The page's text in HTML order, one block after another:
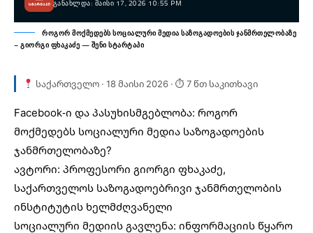
ᲒᲐᲜᲐᲮᲚᲓᲐ: ᲛᲐᲘᲡᲘ 17, 2026 10:55 PM
როგორ მოქმედებს სოციალური მედია საზოგადოების ჯანმრთელობაზე
– გიორგი ფხაკაძე — შენი სტარტაპი
საქართველო · 18 მაისი 2026 · ⏱ 7 წთ საკითხავი
Facebook-ი და პასუხისმგებლობა: როგორ
მოქმედებს სოციალური მედია საზოგადოების
ჯანმრთელობაზე?
ავტორი: პროფესორი გიორგი ფხაკაძე,
საქართველოს საზოგადოებრივი ჯანმრთელობის
ინსტიტუტის ხელმძღვანელი
სოციალური მედიის გავლენა: ინფორმაციის წყარო